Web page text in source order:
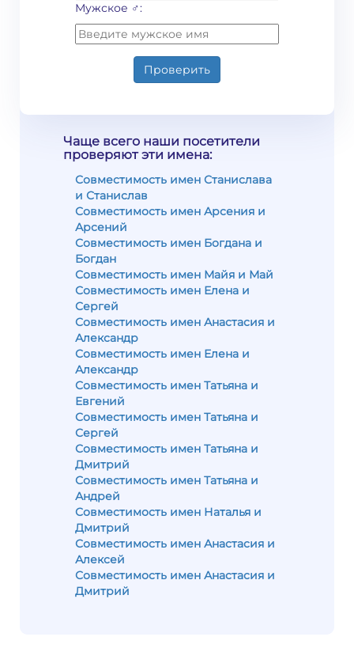
Мужское ♂:
Проверить
Чаще всего наши посетители
проверяют эти имена:
Совместимость имен Станислава
и Станислав
Совместимость имен Арсения и
Арсений
Совместимость имен Богдана и
Богдан
Совместимость имен Майя и Май
Совместимость имен Елена и
Сергей
Совместимость имен Анастасия и
Александр
Совместимость имен Елена и
Александр
Совместимость имен Татьяна и
Евгений
Совместимость имен Татьяна и
Сергей
Совместимость имен Татьяна и
Дмитрий
Совместимость имен Татьяна и
Андрей
Совместимость имен Наталья и
Дмитрий
Совместимость имен Анастасия и
Алексей
Совместимость имен Анастасия и
Дмитрий